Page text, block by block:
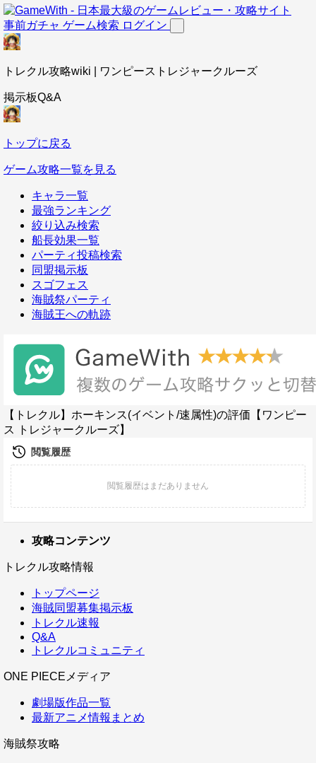
事前ガチャ ゲーム検索 ログイン
トレクル攻略wiki | ワンピーストレジャークルーズ
掲示板Q&A
トップに戻る
ゲーム攻略一覧を見る
キャラ一覧
最強ランキング
絞り込み検索
船長効果一覧
パーティ投稿検索
同盟掲示板
スゴフェス
海賊祭パーティ
海賊王への軌跡
【トレクル】ホーキンス(イベント/速属性)の評価【ワンピー
ス トレジャークルーズ】
攻略コンテンツ
トレクル攻略情報
トップページ
海賊同盟募集掲示板
トレクル速報
Q&A
トレクルコミュニティ
ONE PIECEメディア
劇場版作品一覧
最新アニメ情報まとめ
海賊祭攻略